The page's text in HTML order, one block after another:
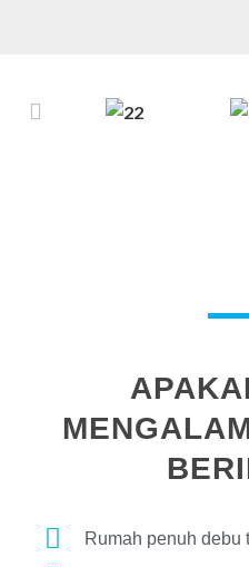
Rumah penuh debu